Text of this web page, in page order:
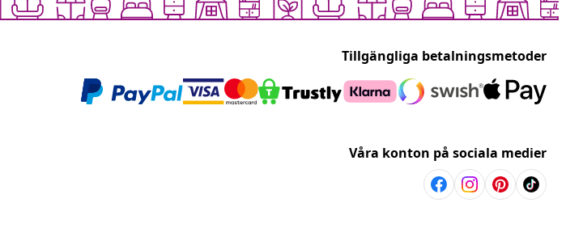
Tillgängliga betalningsmetoder
Våra konton på sociala medier